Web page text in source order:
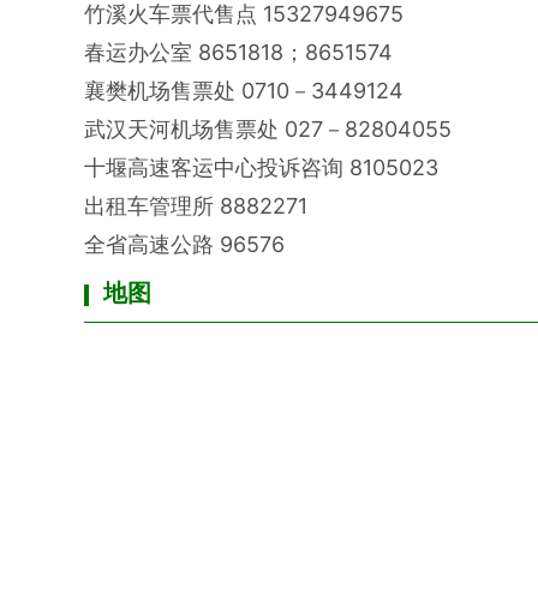
竹溪火车票代售点 15327949675
春运办公室 8651818；8651574
襄樊机场售票处 0710－3449124
武汉天河机场售票处 027－82804055
十堰高速客运中心投诉咨询 8105023
出租车管理所 8882271
全省高速公路 96576
地图